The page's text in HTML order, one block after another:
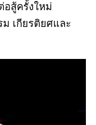
อสู้ครั้งใหม่
เกียรติยศและ